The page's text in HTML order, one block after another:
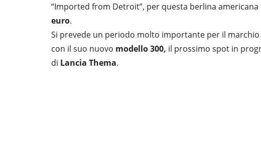
“Imported from Detroit”, per questa berlina
euro.
Si prevede un periodo molto importante per il marchio
con il suo nuovo modello 300, il prossimo spot in
di Lancia Thema.